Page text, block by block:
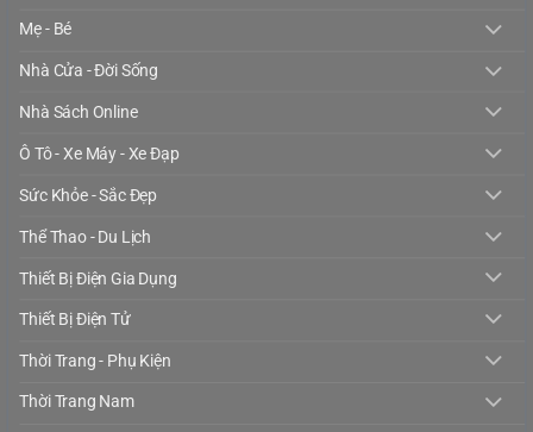
Mẹ - Bé
Nhà Cửa - Đời Sống
Nhà Sách Online
Ô Tô - Xe Máy - Xe Đạp
Sức Khỏe - Sắc Đẹp
Thể Thao - Du Lịch
Thiết Bị Điện Gia Dụng
Thiết Bị Điện Tử
Thời Trang - Phụ Kiện
Thời Trang Nam